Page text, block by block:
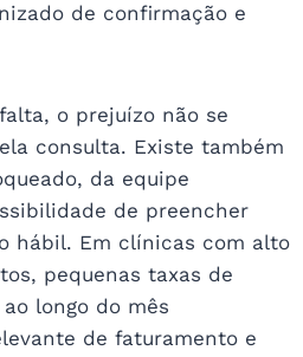
de confirmação e
o prejuízo não se
consulta. Existe também
da equipe
de preencher
hábil. Em clínicas com alto
pequenas taxas de
longo do mês
de faturamento e